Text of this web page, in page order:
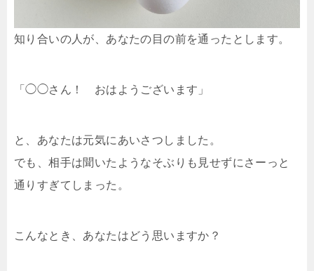
知り合いの人が、あなたの目の前を通ったとします。
「◯◯さん！ おはようございます」
と、あなたは元気にあいさつしました。
でも、相手は聞いたようなそぶりも見せずにさーっと
通りすぎてしまった。
こんなとき、あなたはどう思いますか？